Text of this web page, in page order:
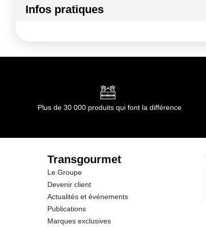
Matière : Acier inoxydable
Infos pratiques
Durée totale du produit :Non applicable
Plus de 30 000 produits qui font la différence
Transgourmet
Le Groupe
Devenir client
Actualités et événements
Publications
Marques exclusives